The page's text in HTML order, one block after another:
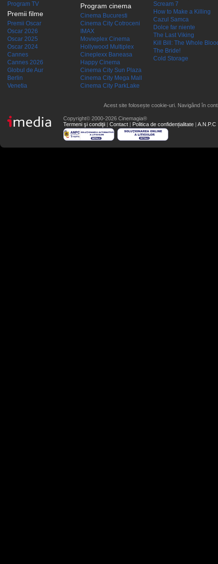
Program TV
Premii filme
Premii Oscar
Oscar 2026
Oscar 2025
Oscar 2024
Cannes
Cannes 2026
Globul de Aur
Berlin
Venetia
Program cinema
Cinema Bucuresti
Cinema City Cotroceni
IMAX
Movieplex Cinema
Hollywood Multiplex
Cineplexx Baneasa
Happy Cinema
Cinema City Sun Plaza
Cinema City Mega Mall
Cinema City ParkLake
Scream 7
How to Make a Killing
Cazul Samca
Dolce far niente
The Last Viking
Kill Bill: The Whole
The Bride!
Cold Storage
Acest site folosește cookie-uri. Navigând în
Copyright© 2000-2026 Cinemagia®
Termeni şi condiţii | Contact | Politica de confidențialitate | A.N.P.C